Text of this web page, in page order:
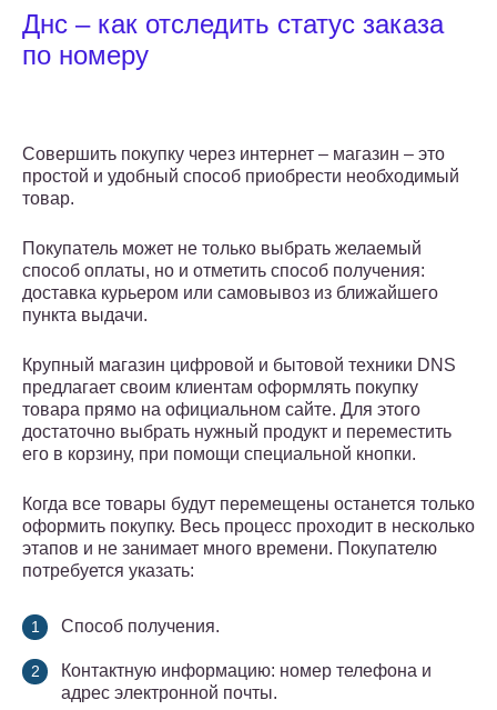
Днс – как отследить статус заказа
по номеру
Совершить покупку через интернет – магазин – это
простой и удобный способ приобрести необходимый
товар.
Покупатель может не только выбрать желаемый
способ оплаты, но и отметить способ получения:
доставка курьером или самовывоз из ближайшего
пункта выдачи.
Крупный магазин цифровой и бытовой техники DNS
предлагает своим клиентам оформлять покупку
товара прямо на официальном сайте. Для этого
достаточно выбрать нужный продукт и переместить
его в корзину, при помощи специальной кнопки.
Когда все товары будут перемещены останется только
оформить покупку. Весь процесс проходит в несколько
этапов и не занимает много времени. Покупателю
потребуется указать:
Способ получения.
Контактную информацию: номер телефона и
адрес электронной почты.